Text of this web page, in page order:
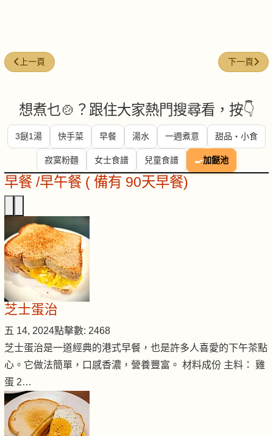
上一篇文章: 西蘭花（Broccoli）
上一頁 下一篇文
下一頁
想煮乜🍲？跟住大家熱門搜尋看，按👇
3餸1湯 快手菜 早餐 湯水 一週煮意 甜品・小食
寂寞粉麵 女士食譜 兒童食譜 🍳加餸池
早餐 /早午餐 ( 備有 90天早餐)
芝士蛋治
五 14, 2024點擊數: 2468
芝士蛋治是一道經典的港式早餐，也是許多人喜愛的下午茶點
心。它做法簡單，口感香濃，營養豐富。 材料成份 主料： 雞
蛋 2…